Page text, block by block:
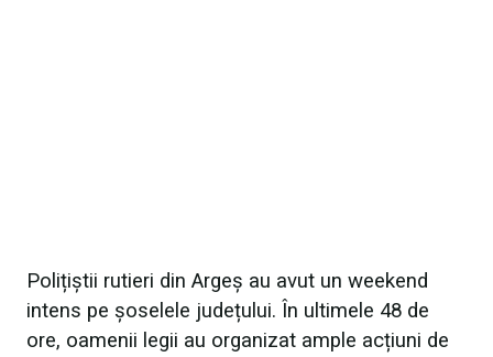
Polițiștii rutieri din Argeș au avut un weekend
intens pe șoselele județului. În ultimele 48 de
ore, oamenii legii au organizat ample acțiuni de